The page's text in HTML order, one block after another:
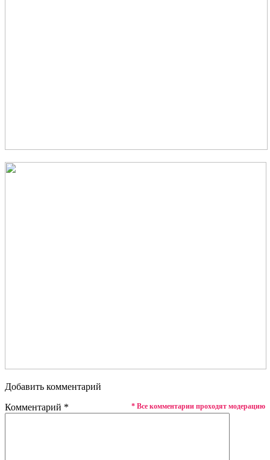
Добавить комментарий
* Все комментарии проходят модерацию
Комментарий *